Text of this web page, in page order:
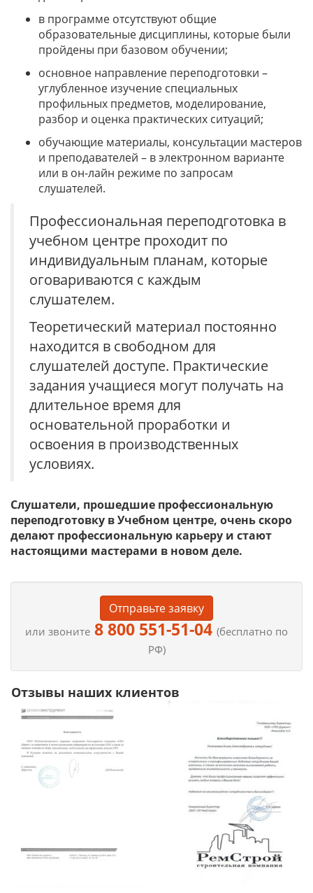
в программе отсутствуют общие
образовательные дисциплины, которые были
пройдены при базовом обучении;
основное направление переподготовки –
углубленное изучение специальных
профильных предметов, моделирование,
разбор и оценка практических ситуаций;
обучающие материалы, консультации мастеров
и преподавателей – в электронном варианте
или в он-лайн режиме по запросам
слушателей.
Профессиональная переподготовка в
учебном центре проходит по
индивидуальным планам, которые
оговариваются с каждым
слушателем.
Теоретический материал постоянно
находится в свободном для
слушателей доступе. Практические
задания учащиеся могут получать на
длительное время для
основательной проработки и
освоения в производственных
условиях.
Слушатели, прошедшие профессиональную
переподготовку в Учебном центре, очень скоро
делают профессиональную карьеру и стают
настоящими мастерами в новом деле.
Отправьте заявку
или звоните 8 800 551-51-04 (бесплатно по
РФ)
Отзывы наших клиентов